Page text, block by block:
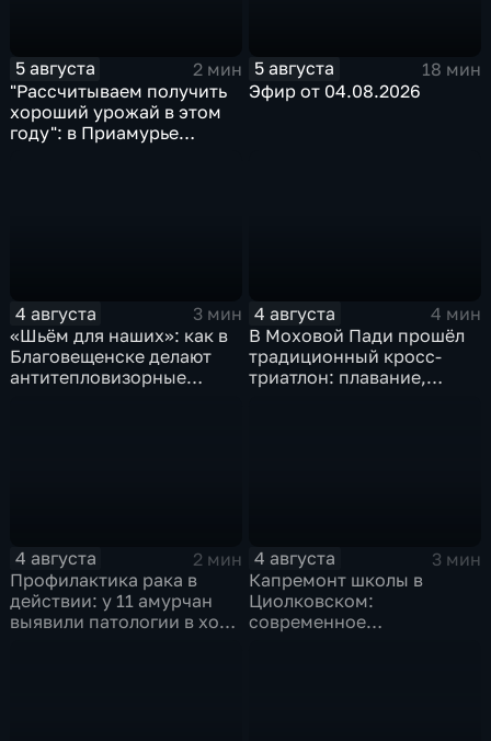
5 августа
2 мин
"Рассчитываем получить
хороший урожай в этом
году": в Приамурье
5 августа
18 мин
Эфир от 04.08.2026
4 августа
3 мин
«Шьём для наших»: как в
Благовещенске делают
антитепловизорные
4 августа
4 мин
В Моховой Пади прошёл
традиционный кросс-
триатлон: плавание,
4 августа
2 мин
Профилактика рака в
действии: у 11 амурчан
выявили патологии в ходе
4 августа
3 мин
Капремонт школы в
Циолковском:
современное